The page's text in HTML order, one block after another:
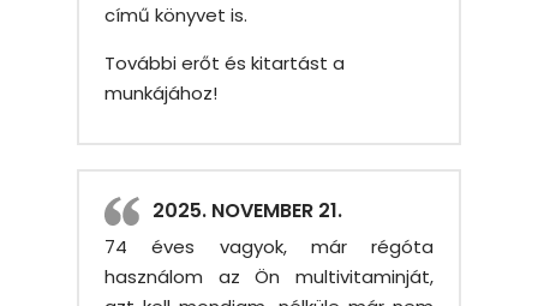
című könyvet is.
További erőt és kitartást a
munkájához!
2025. NOVEMBER 21.
74 éves vagyok, már régóta
használom az Ön multivitaminját,